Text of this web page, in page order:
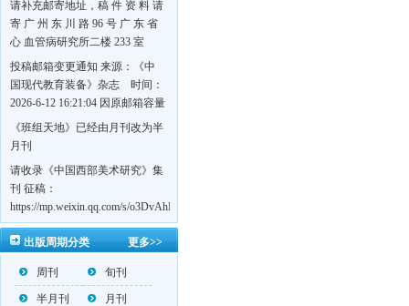
S8mH75DuljrTVfVeoXxT4L0b-
Yrk7HaGd7C2w5FD7nrnLRR5Q57zsTTQ==&uniplatform=NZKPT&language=CHS
请补充邮寄地址，稿 件 资 料 请
寄 广 州 东 川 路 96 号 广 东 省
心 血管病研究所二楼 233 室
《岭南心血管病杂志》编辑部
收，
https://navi.cnki.net/knavi/detail?
BMxk-
109PkA==&uniplatform=NZKPT&language=CHS
投稿邮箱变更通知 来源：《中
国现代教育装备》杂志 时间：
2026-6-12 16:21:04 因原邮箱容量
有限，自即日起停止使用，我刊
投稿邮箱变更为 高教投稿邮
邮箱：bedu@cmee.net.cn
《班组天地》已经由月刊改为半
月刊
请收录《中国西部美术研究》集
刊 征稿：
https://mp.weixin.qq.com/s/o3DvAhL6jtTS9ASccwcwPQ
第一辑：
https://mp.weixin.qq.com/s/_w2OMIu6Gs1QL0b_JWhZAQ
更多>>
出版周期分类
周刊 旬刊
半月刊 月刊